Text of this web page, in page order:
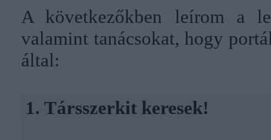
A következőkben leírom a
valamint tanácsokat, hogy
által:
1. Társszerkit keresek!